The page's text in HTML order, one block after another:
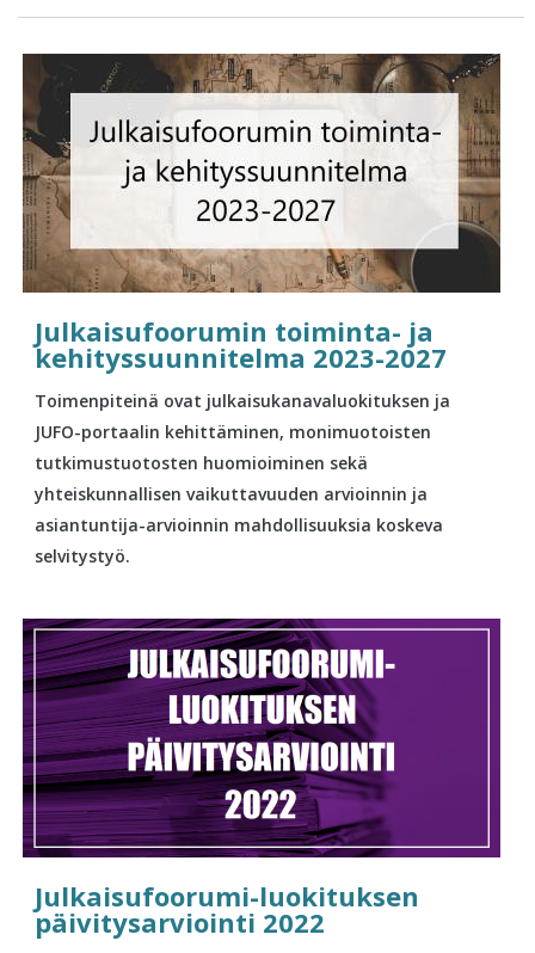
Julkaisufoorumin toiminta- ja
kehityssuunnitelma 2023-2027
Toimenpiteinä ovat julkaisukanavaluokituksen ja
JUFO-portaalin kehittäminen, monimuotoisten
tutkimustuotosten huomioiminen sekä
yhteiskunnallisen vaikuttavuuden arvioinnin ja
asiantuntija-arvioinnin mahdollisuuksia koskeva
selvitystyö.
Julkaisufoorumi-luokituksen
päivitysarviointi 2022